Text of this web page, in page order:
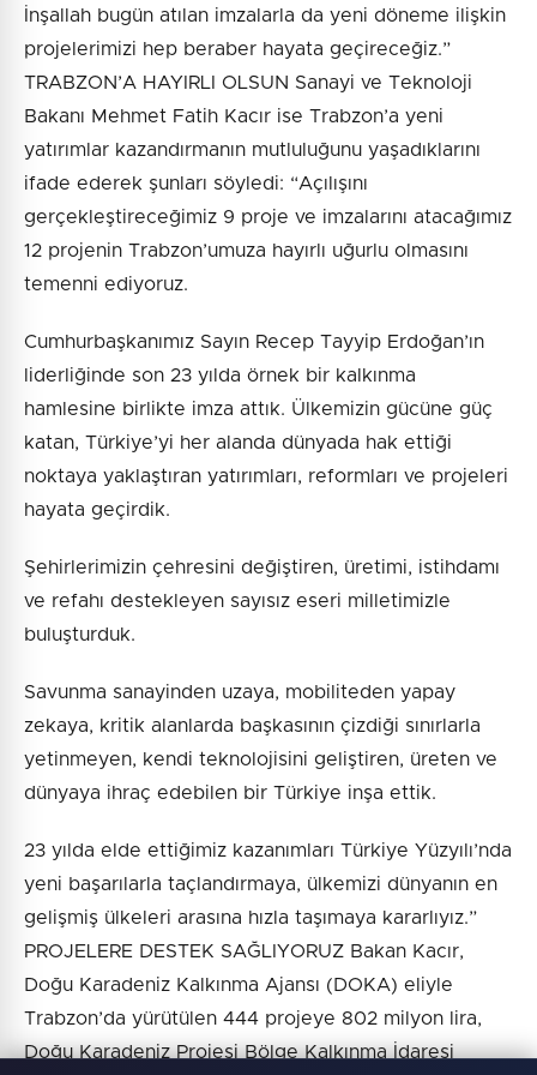
İnşallah bugün atılan imzalarla da yeni döneme ilişkin
projelerimizi hep beraber hayata geçireceğiz.”
TRABZON’A HAYIRLI OLSUN Sanayi ve Teknoloji
Bakanı Mehmet Fatih Kacır ise Trabzon’a yeni
yatırımlar kazandırmanın mutluluğunu yaşadıklarını
ifade ederek şunları söyledi: “Açılışını
gerçekleştireceğimiz 9 proje ve imzalarını atacağımız
12 projenin Trabzon’umuza hayırlı uğurlu olmasını
temenni ediyoruz.
Cumhurbaşkanımız Sayın Recep Tayyip Erdoğan’ın
liderliğinde son 23 yılda örnek bir kalkınma
hamlesine birlikte imza attık. Ülkemizin gücüne güç
katan, Türkiye’yi her alanda dünyada hak ettiği
noktaya yaklaştıran yatırımları, reformları ve projeleri
hayata geçirdik.
Şehirlerimizin çehresini değiştiren, üretimi, istihdamı
ve refahı destekleyen sayısız eseri milletimizle
buluşturduk.
Savunma sanayinden uzaya, mobiliteden yapay
zekaya, kritik alanlarda başkasının çizdiği sınırlarla
yetinmeyen, kendi teknolojisini geliştiren, üreten ve
dünyaya ihraç edebilen bir Türkiye inşa ettik.
23 yılda elde ettiğimiz kazanımları Türkiye Yüzyılı’nda
yeni başarılarla taçlandırmaya, ülkemizi dünyanın en
gelişmiş ülkeleri arasına hızla taşımaya kararlıyız.”
PROJELERE DESTEK SAĞLIYORUZ Bakan Kacır,
Doğu Karadeniz Kalkınma Ajansı (DOKA) eliyle
Trabzon’da yürütülen 444 projeye 802 milyon lira,
Doğu Karadeniz Projesi Bölge Kalkınma İdaresi